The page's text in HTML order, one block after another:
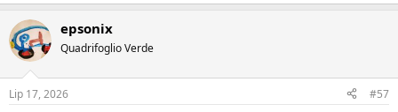
epsonix
Quadrifoglio Verde
Lip 17, 2026 #57